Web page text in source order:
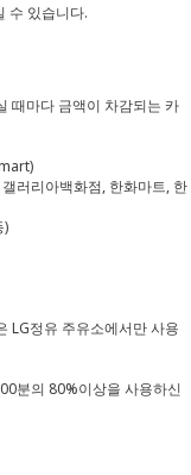
수 있습니다.
때마다 금액이 차감되는 카
러리아백화점, 한화마트, 한
)
LG정유 주유소에서만 사용
분의 80%이상을 사용하신